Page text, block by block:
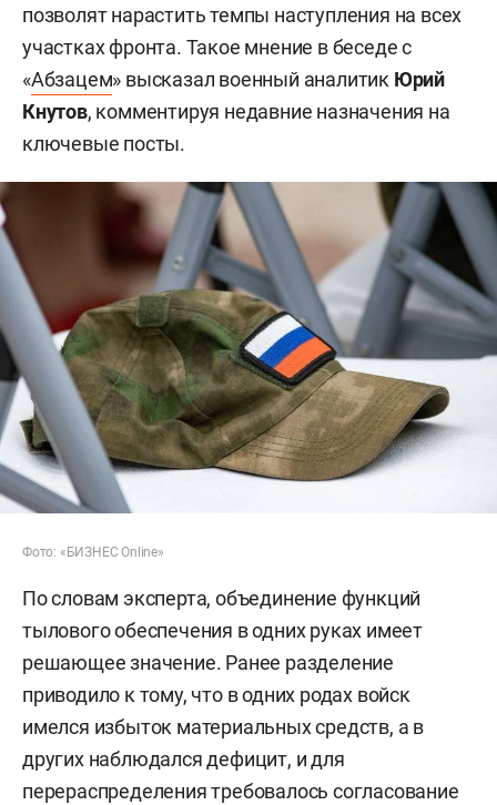
позволят нарастить темпы наступления на всех
участках фронта. Такое мнение в беседе с
«Абзацем» высказал военный аналитик Юрий
Кнутов, комментируя недавние назначения на
ключевые посты.
Фото: «БИЗНЕС Online»
По словам эксперта, объединение функций
тылового обеспечения в одних руках имеет
решающее значение. Ранее разделение
приводило к тому, что в одних родах войск
имелся избыток материальных средств, а в
других наблюдался дефицит, и для
перераспределения требовалось согласование